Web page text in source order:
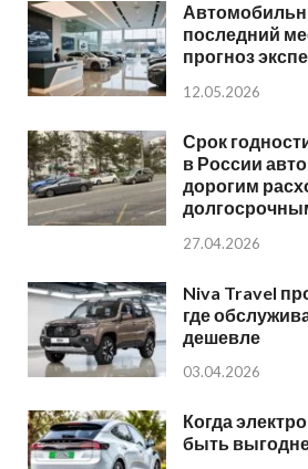
последний
прогноз
12.05.2026
Срок
в России
дорогим
27.04.2026
Niva Travel
где
дешевле
03.04.2026
Когда
быть